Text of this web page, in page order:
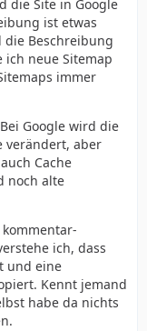
die Site in Google
ist etwas
die Beschreibung
ich neue Sitemap
immer
Google wird die
verändert, aber
Cache
noch alte
ich, dass
und eine
Kennt jemand
habe da nichts